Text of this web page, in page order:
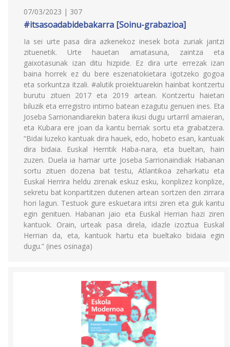
07/03/2023 | 307
#itsasoadabidebakarra [Soinu-grabazioa]
Ia sei urte pasa dira azkenekoz inesek bota zuriak jantzi
zituenetik. Urte hauetan amatasuna, zaintza eta
gaixotasunak izan ditu hizpide. Ez dira urte errezak izan
baina horrek ez du bere eszenatokietara igotzeko gogoa
eta sorkuntza itzali. #alutik proiektuarekin hainbat kontzertu
burutu zituen 2017 eta 2019 artean. Kontzertu haietan
biluzik eta erregistro intimo batean ezagutu genuen ines. Eta
Joseba Sarrionandiarekin batera ikusi dugu urtarril amaieran,
eta Kubara ere joan da kantu berriak sortu eta grabatzera.
“Bidai luzeko kantuak dira hauek, edo, hobeto esan, kantuak
dira bidaia. Euskal Herritik Haba-nara, eta bueltan, hain
zuzen. Duela ia hamar urte Joseba Sarrionaindiak Habanan
sortu zituen dozena bat testu, Atlantikoa zeharkatu eta
Euskal Herrira heldu zirenak eskuz esku, konplizez konplize,
sekretu bat konpartitzen dutenen artean sortzen den zirrara
hori lagun. Testuok gure eskuetara iritsi ziren eta guk kantu
egin genituen. Habanan jaio eta Euskal Herrian hazi ziren
kantuok. Orain, urteak pasa direla, idazle izoztua Euskal
Herrian da, eta, kantuok hartu eta bueltako bidaia egin
dugu.” (ines osinaga)